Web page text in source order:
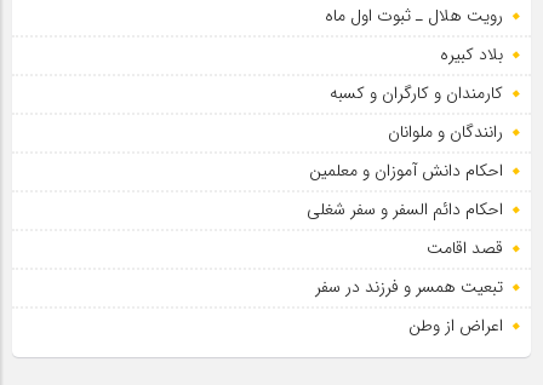
رویت هلال ـ ثبوت اول ماه
بلاد کبیره
کارمندان و کارگران و کسبه
رانندگان و ملوانان
احکام دانش آموزان و معلمین
احکام دائم السفر و سفر شغلی
قصد اقامت
تبعیت همسر و فرزند در سفر
اعراض از وطن